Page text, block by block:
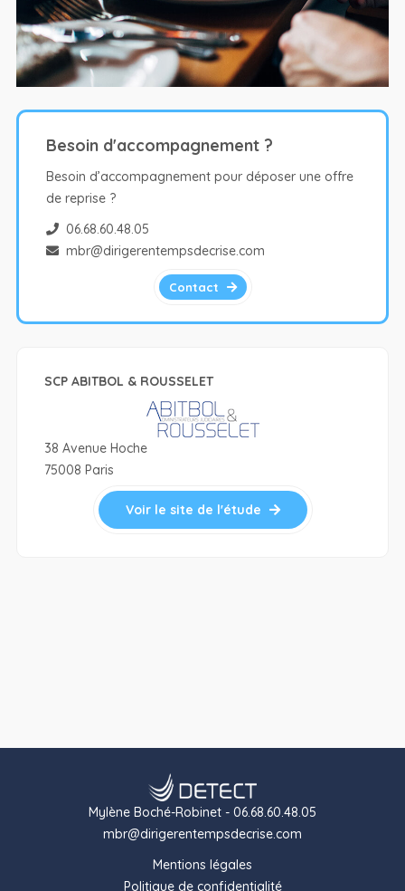
Besoin d'accompagnement ?
Besoin d’accompagnement pour déposer une offre
de reprise ?
06.68.60.48.05
mbr@dirigerentempsdecrise.com
Contact
SCP ABITBOL & ROUSSELET
38 Avenue Hoche
75008 Paris
Voir le site de l'étude
Mylène Boché-Robinet - 06.68.60.48.05
mbr@dirigerentempsdecrise.com
Mentions légales
Politique de confidentialité